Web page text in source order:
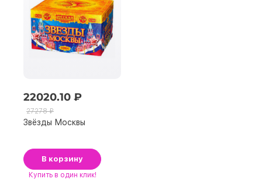
22020.10 ₽
27278 ₽
Звёзды Москвы
В корзину
Купить в один клик!